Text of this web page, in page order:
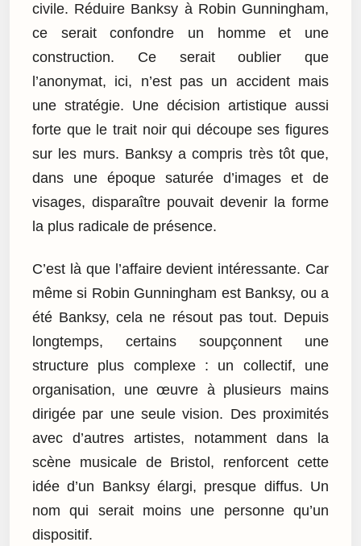
civile. Réduire Banksy à Robin Gunningham,
ce serait confondre un homme et une
construction. Ce serait oublier que
l’anonymat, ici, n’est pas un accident mais
une stratégie. Une décision artistique aussi
forte que le trait noir qui découpe ses figures
sur les murs. Banksy a compris très tôt que,
dans une époque saturée d’images et de
visages, disparaître pouvait devenir la forme
la plus radicale de présence.
C’est là que l’affaire devient intéressante. Car
même si Robin Gunningham est Banksy, ou a
été Banksy, cela ne résout pas tout. Depuis
longtemps, certains soupçonnent une
structure plus complexe : un collectif, une
organisation, une œuvre à plusieurs mains
dirigée par une seule vision. Des proximités
avec d’autres artistes, notamment dans la
scène musicale de Bristol, renforcent cette
idée d’un Banksy élargi, presque diffus. Un
nom qui serait moins une personne qu’un
dispositif.